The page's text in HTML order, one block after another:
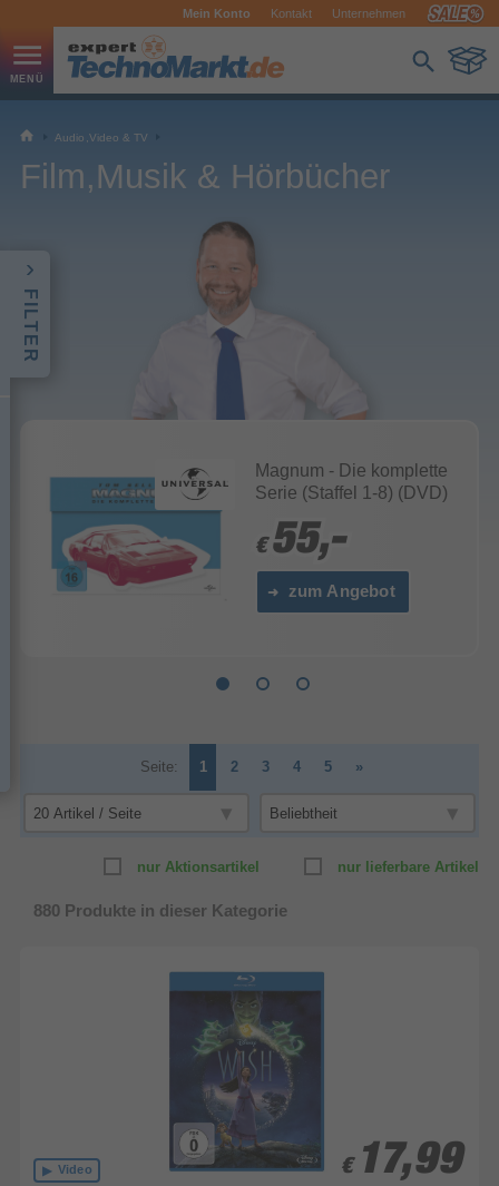
Mein Konto Kontakt Unternehmen
FILTER
Audio,Video & TV
Film,Musik & Hörbücher
Magnum - Die komplette
Serie (Staffel 1-8) (DVD)
€ 55,-
€ 55,-
zum Angebot
Seite: 1 2 3 4 5 »
nur lieferbare Artikel
nur Aktionsartikel
880 Produkte in dieser Kategorie
Video € 17,99
€ 17,99